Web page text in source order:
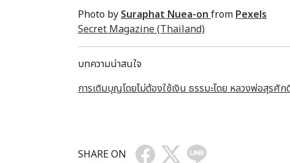
Photo bySuraphat Nuea-onfromPexels
Secret Magazine (Thailand)
บทความน่าสนใจ
การเติมบุญโดยไม่ต้องใช้เงิน ธรรมะโดย หลวงพ่อสุรศัก
SHARE ON